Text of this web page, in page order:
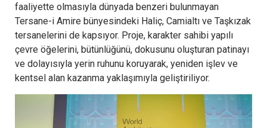
faaliyette olmasıyla dünyada benzeri bulunmayan
Tersane-i Amire bünyesindeki Haliç, Camialtı ve Taşkızak
tersanelerini de kapsıyor. Proje, karakter sahibi yapılı
çevre öğelerini, bütünlüğünü, dokusunu oluşturan patinayı
ve dolayısıyla yerin ruhunu koruyarak, yeniden işlev ve
kentsel alan kazanma yaklaşımıyla geliştiriliyor.